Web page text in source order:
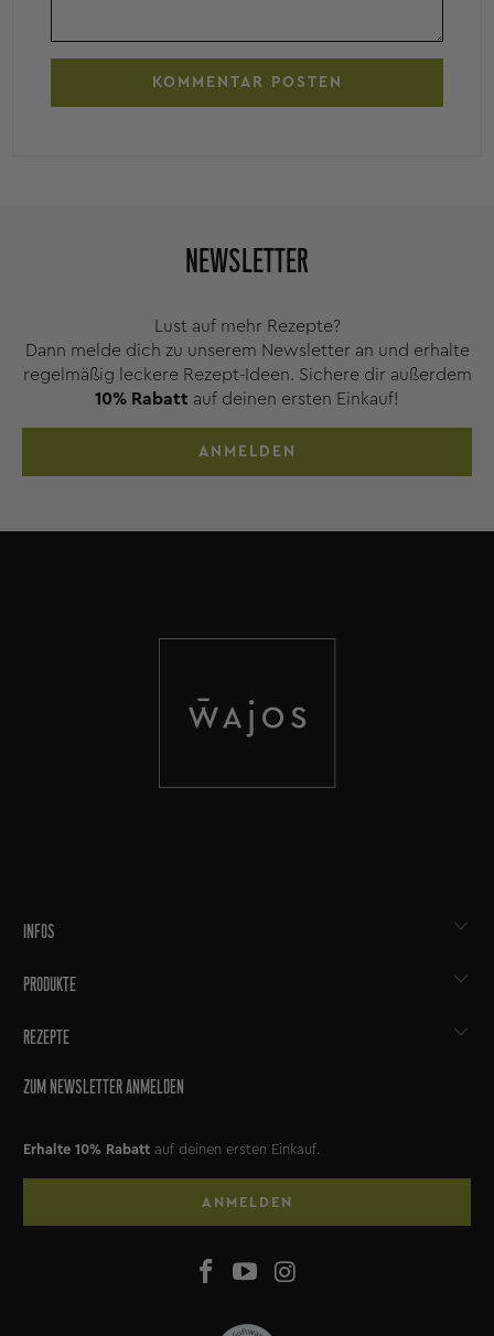
NEWSLETTER
Lust auf mehr Rezepte?
Dann melde dich zu unserem Newsletter an und erhalte
regelmäßig leckere Rezept-Ideen. Sichere dir außerdem
10% Rabatt auf deinen ersten Einkauf!
ANMELDEN
INFOS
PRODUKTE
REZEPTE
ZUM NEWSLETTER ANMELDEN
Erhalte 10% Rabatt auf deinen ersten Einkauf.
ANMELDEN